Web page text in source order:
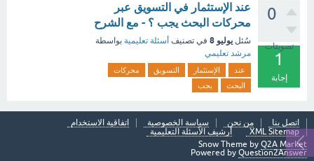
0
تصويتات
1
إجابة
عند الإستثمار في التسويق عبر
محركات البحث يجب ؟ - مع الشرح
سُئل يوليو 8 في تصنيف أسئلة تعليمية بواسطة
مرشد تعليمي
عند الإستثمار التسويق
محركات
البحث
يجب
اتصل بنا من نحن سياسة الخصوصية
اتفاقية الاستخدام
XML Sitemap
أرشيف الأسئلة التعليمية
Snow Theme by Q2A Market
Powered by Question2Answer